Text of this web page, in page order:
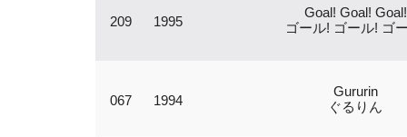
209 1995
Goal! Goal! Goal!
ゴール! ゴール! ゴ
067 1994
Gururin
ぐるりん